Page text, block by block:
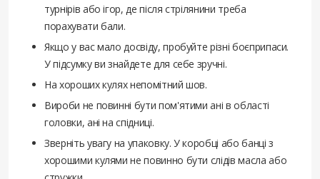
турнірів або ігор, де після стрілянини треба
порахувати бали.
Якщо у вас мало досвіду, пробуйте різні боєприпаси.
У підсумку ви знайдете для себе зручні.
На хороших кулях непомітний шов.
Вироби не повинні бути пом'ятими ані в області
головки, ані на спідниці.
Зверніть увагу на упаковку. У коробці або банці з
хорошими кулями не повинно бути слідів масла або